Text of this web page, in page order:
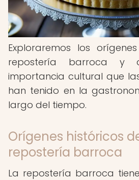
Exploraremos los
repostería barroca y
importancia cultural que
han tenido en la
largo del tiempo.
Orígenes históricos
repostería barroca
La repostería barroca